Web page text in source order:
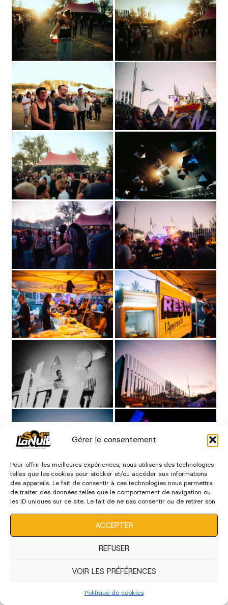
Gérer le consentement
Pour offrir les meilleures expériences, nous utilisons des technologies
telles que les cookies pour stocker et/ou accéder aux informations
des appareils. Le fait de consentir à ces technologies nous permettra
de traiter des données telles que le comportement de navigation ou
les ID uniques sur ce site. Le fait de ne pas consentir ou de retirer son
ACCEPTER
REFUSER
VOIR LES PRÉFÉRENCES
Politique de cookies